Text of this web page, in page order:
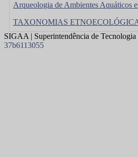
Arqueologia de Ambientes Aquáticos
TAXONOMIAS
SIGAA | Superintendência de
37b6113055